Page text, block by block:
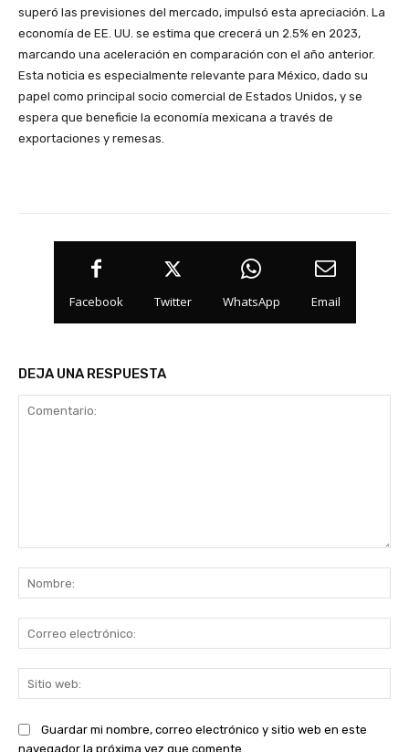
superó las previsiones del mercado, impulsó esta apreciación. La
economía de EE. UU. se estima que crecerá un 2.5% en 2023,
marcando una aceleración en comparación con el año anterior.
Esta noticia es especialmente relevante para México, dado su
papel como principal socio comercial de Estados Unidos, y se
espera que beneficie la economía mexicana a través de
exportaciones y remesas.
Facebook Twitter WhatsApp Email
DEJA UNA RESPUESTA
Guardar mi nombre, correo electrónico y sitio web en este
navegador la próxima vez que comente.